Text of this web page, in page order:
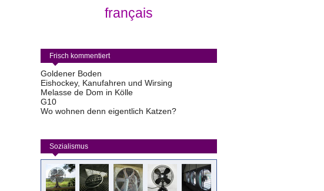
français
Frisch kommentiert
Goldener Boden
Eishockey, Kanufahren und Wirsing
Melasse de Dom in Kölle
G10
Wo wohnen denn eigentlich Katzen?
Sozialismus